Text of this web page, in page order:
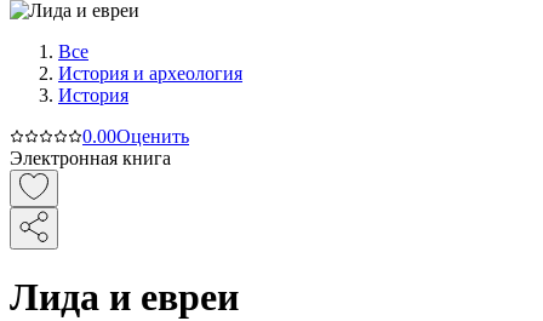
Все
История и археология
История
0.00Оценить
Электронная книга
Лида и евреи